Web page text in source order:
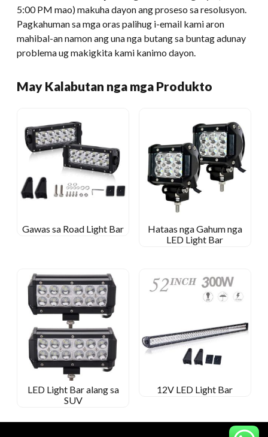
5:00 PM mao) makuha dayon ang proseso sa resolusyon.
Pagkahuman sa mga oras palihug i-email kami aron
mahibal-an namon ang una nga butang sa buntag adunay
problema ug makigkita kami kanimo dayon.
May Kalabutan nga mga Produkto
Gawas sa Road Light Bar
Hataas nga Gahum nga
LED Light Bar
LED Light Bar alang sa
SUV
12V LED Light Bar